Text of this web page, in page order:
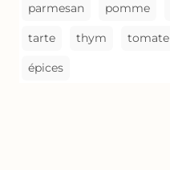
parmesan pomme
tarte thym tomate
épices